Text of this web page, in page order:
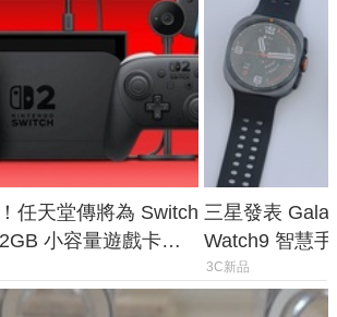
任天堂傳將為 Switch
小容量遊戲卡的
三星發表
Watch9 智慧
導航功能
3C新品